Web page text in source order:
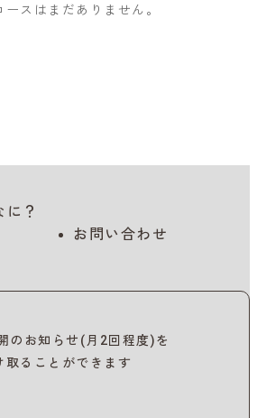
ースはまだありません。
に？
お問い合わせ
のお知らせ(月2回程度)を
取ることができます